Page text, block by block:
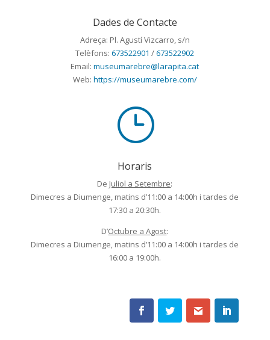
Dades de Contacte
Adreça: Pl. Agustí Vizcarro, s/n
Telèfons:673522901 /673522902
Email:museumarebre@larapita.cat
Web: https://museumarebre.com/
}
Horaris
De Juliol a Setembre:
Dimecres a Diumenge, matins d’11:00 a 14:00h i tardes de
17:30 a 20:30h.
D’Octubre a Agost:
Dimecres a Diumenge, matins d’11:00 a 14:00h i tardes de
16:00 a 19:00h.